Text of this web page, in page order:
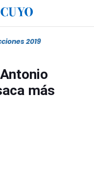
2019
más